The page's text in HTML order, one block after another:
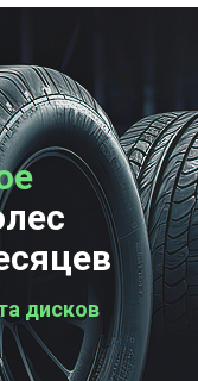
дисков